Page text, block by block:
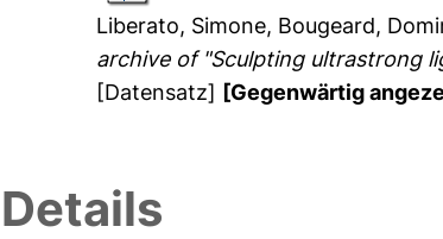
Liberato, Simone, Bougeard,
archive of "Sculpting ultrastrong
[Datensatz] [Gegenwärtig
Details